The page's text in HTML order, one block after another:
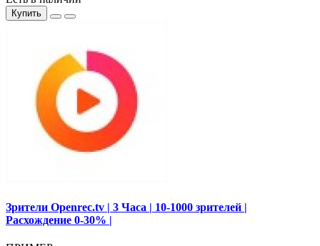
Купить
Зрители Openrec.tv | 3 Часа | 10-1000 зрителей |
Расхождение 0-30% |